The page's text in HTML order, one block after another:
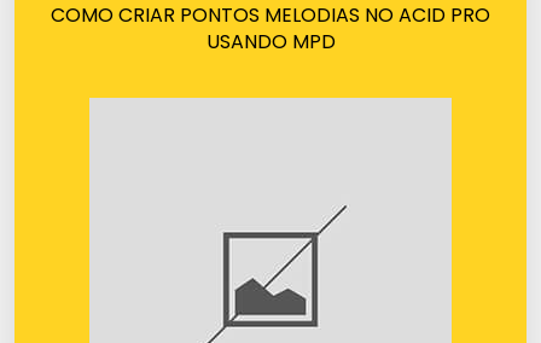
COMO CRIAR PONTOS MELODIAS NO ACID PRO
USANDO MPD